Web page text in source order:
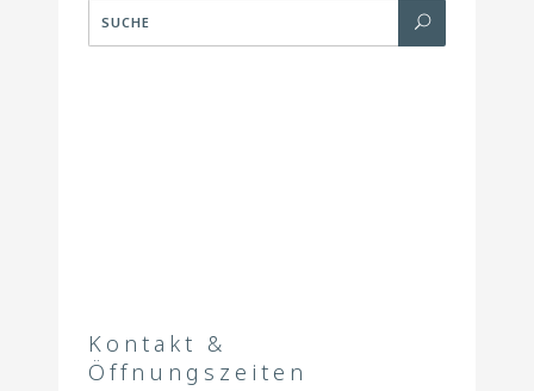
Kontakt &
Öffnungszeiten